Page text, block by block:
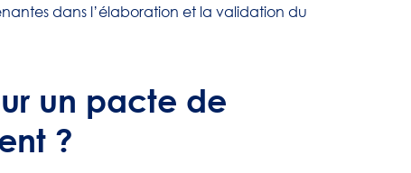
dans l’élaboration et la validation du
un pacte de
?